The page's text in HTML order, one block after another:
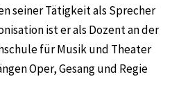
seiner Tätigkeit als Sprecher
ist er als Dozent an der
für Musik und Theater
Oper, Gesang und Regie